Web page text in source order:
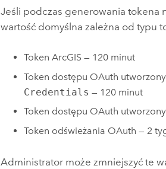
Jeśli podczas generowania tokena
wartość domyślna zależna od typu
Token ArcGIS — 120 minut
Token dostępu OAuth
Credentials — 120 minut
Token dostępu OAuth
Token odświeżania OAuth — 2
Administrator może zmniejszyć te